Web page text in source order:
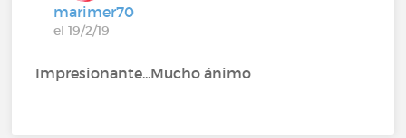
marimer70
el 19/2/19
Impresionante...Mucho ánimo